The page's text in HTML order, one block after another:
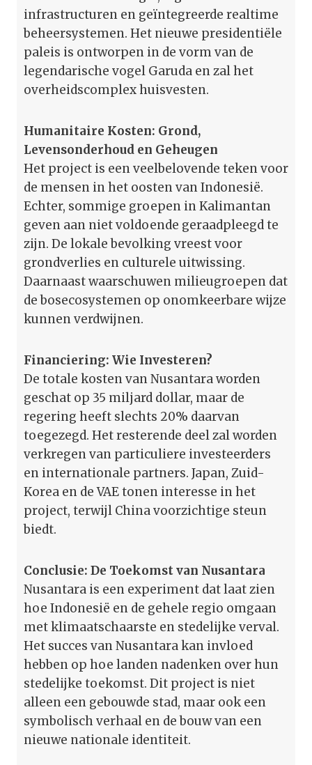
infrastructuren en geïntegreerde realtime
beheersystemen. Het nieuwe presidentiële
paleis is ontworpen in de vorm van de
legendarische vogel Garuda en zal het
overheidscomplex huisvesten.
Humanitaire Kosten: Grond,
Levensonderhoud en Geheugen
Het project is een veelbelovende teken voor
de mensen in het oosten van Indonesië.
Echter, sommige groepen in Kalimantan
geven aan niet voldoende geraadpleegd te
zijn. De lokale bevolking vreest voor
grondverlies en culturele uitwissing.
Daarnaast waarschuwen milieugroepen dat
de bosecosystemen op onomkeerbare wijze
kunnen verdwijnen.
Financiering: Wie Investeren?
De totale kosten van Nusantara worden
geschat op 35 miljard dollar, maar de
regering heeft slechts 20% daarvan
toegezegd. Het resterende deel zal worden
verkregen van particuliere investeerders
en internationale partners. Japan, Zuid-
Korea en de VAE tonen interesse in het
project, terwijl China voorzichtige steun
biedt.
Conclusie: De Toekomst van Nusantara
Nusantara is een experiment dat laat zien
hoe Indonesië en de gehele regio omgaan
met klimaatschaarste en stedelijke verval.
Het succes van Nusantara kan invloed
hebben op hoe landen nadenken over hun
stedelijke toekomst. Dit project is niet
alleen een gebouwde stad, maar ook een
symbolisch verhaal en de bouw van een
nieuwe nationale identiteit.